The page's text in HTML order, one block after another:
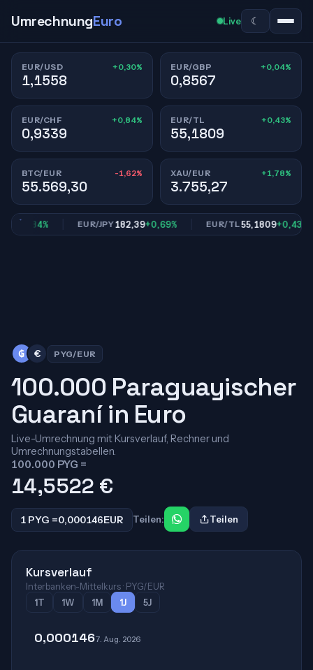
UmrechnungEuro Live ☾
EUR/USD +0,30%
1,1558
EUR/GBP +0,04%
0,8567
EUR/CHF +0,84%
0,9339
EUR/TL +0,43%
55,1809
BTC/EUR -1,62%
55.569,30
XAU/EUR +1,78%
3.755,27
+0,84% EUR/JPY182,39+0,69% EUR/TL55,1809+0,43%
₲ € PYG/EUR
100.000 Paraguayischer
Guaraní in Euro
Live-Umrechnung mit Kursverlauf, Rechner und
Umrechnungstabellen.
100.000 PYG =
14,5522 €
1 PYG =0,000146EUR Teilen: Teilen
Kursverlauf
Interbanken-Mittelkurs · PYG/EUR
1T
1W 1M 1J 5J
0,0001467. Aug. 2026